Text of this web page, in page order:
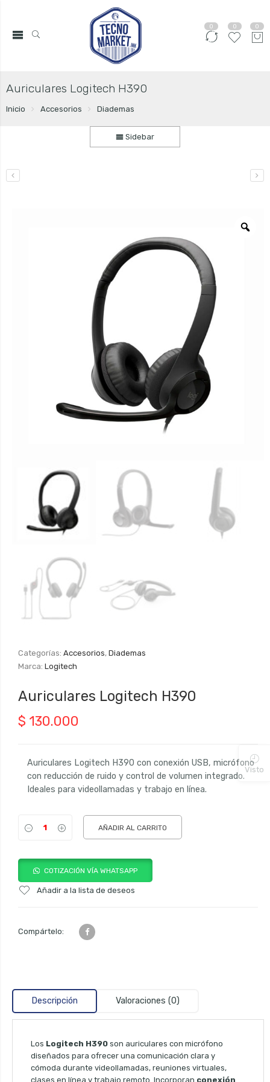
0 0 0
Auriculares Logitech H390
Inicio Accesorios Diademas
Sidebar
Categorías:Accesorios,Diademas
Marca:Logitech
Auriculares Logitech H390
$ 130.000
Auriculares Logitech H390 con conexión USB, micrófono
con reducción de ruido y control de volumen integrado.
Ideales para videollamadas y trabajo en línea.
AÑADIR AL CARRITO
COTIZACIÓN VÍA WHATSAPP
Añadir a la lista de deseos
Compártelo:
Descripción Valoraciones (0)
Los Logitech H390 son auriculares con micrófono
diseñados para ofrecer una comunicación clara y
cómoda durante videollamadas, reuniones virtuales,
clases en línea y trabajo remoto. Incorporan conexión
Visto